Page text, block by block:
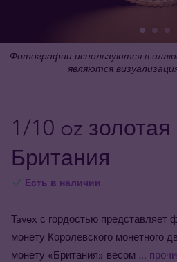
Фотографии используются в
являются
1/10 oz
Британия
Есть в наличии
Tavex с гордостью представляет
монету Королевского монетного
монету «Британия» весом ...